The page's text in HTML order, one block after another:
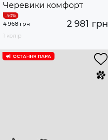
Черевики комфорт
2 981 грн
4 968 грн
1 колір
ОСТАННЯ ПАРА